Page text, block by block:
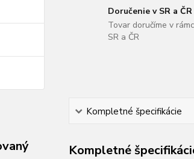
Doručenie v SR a ČR
Tovar doručíme v
SR a ČR
Kompletné špecifikácie
Kompletné